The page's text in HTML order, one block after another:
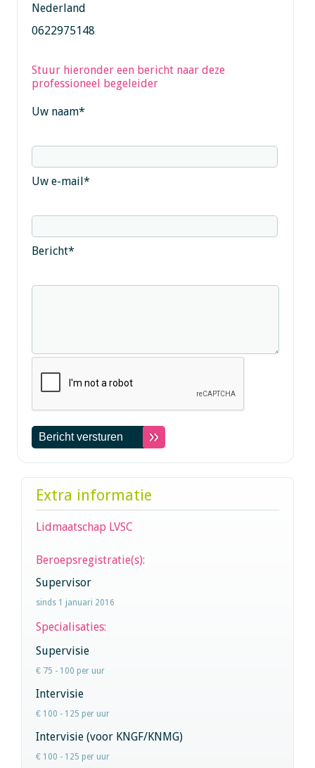
Nederland
0622975148
Stuur hieronder een bericht naar deze
professioneel begeleider
Uw naam*
Uw e-mail*
Bericht*
Extra informatie
Lidmaatschap LVSC
Beroepsregistratie(s):
Supervisor
sinds 1 januari 2016
Specialisaties:
Supervisie
€ 75 - 100 per uur
Intervisie
€ 100 - 125 per uur
Intervisie (voor KNGF/KNMG)
€ 100 - 125 per uur